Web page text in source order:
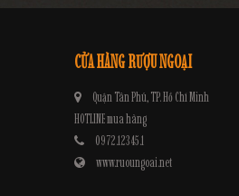
CỬA HÀNG RƯỢU NGOẠI
Quận Tân Phú, TP. Hồ Chí Minh
HOTLINE mua hàng
0972.12345.1
www.ruoungoai.net